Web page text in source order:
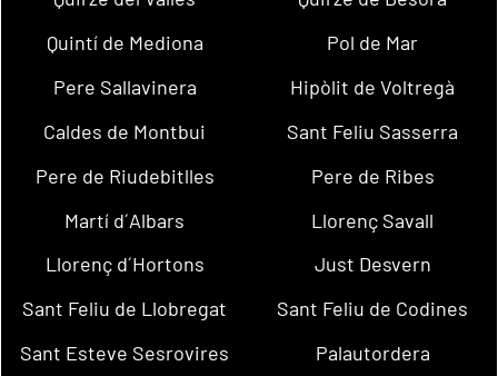
Quintí de Mediona
Pol de Mar
Pere Sallavinera
Hipòlit de Voltregà
Caldes de Montbui
Sant Feliu Sasserra
Pere de Riudebitlles
Pere de Ribes
Martí d´Albars
Llorenç Savall
Llorenç d´Hortons
Just Desvern
Sant Feliu de Llobregat
Sant Feliu de Codines
Sant Esteve Sesrovires
Palautordera